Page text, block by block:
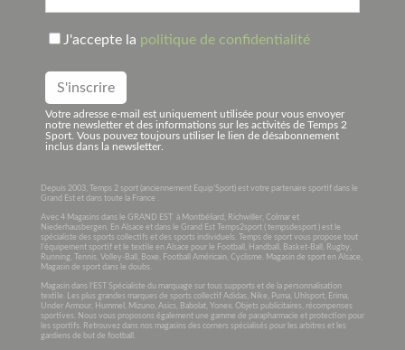
J'accepte la politique de confidentialité
Votre adresse e-mail est uniquement utilisée pour vous envoyer
notre newsletter et des informations sur les activités de Temps 2
Sport. Vous pouvez toujours utiliser le lien de désabonnement
inclus dans la newsletter.
Depuis 2003, Temps 2 sport (anciennement Equip’Sport) est votre partenaire sportif dans le
Grand Est et dans toute la France .
Avec 4 Magasins dans le GRAND EST à Montbéliard, Richwiller, Colmar et
Niederhausbergen. En Alsace et dans le Grand Est Temps2sport ( tempsdesport ) est le
spécialiste des sports collectifs et des sports individuels. Temps de sport vous propose tout
l’équipement sportif et le textile en Alsace pour le Football, Handball, Basket-Ball, Rugby,
Running, Tennis, Volley-Ball, Boxe, Football Américain, Cyclisme. Magasin de sport en Alsace,
Magasin de sport dans le doubs.
Magasin dans l’EST Spécialiste du marquage sur tous supports et de la personnalisation
textile. Les plus grandes marques de sports collectif Adidas, Nike, Puma, Uhlsport, Erima,
Under Armour, Hummel, Mizuno, Asics, Babolat, Yonex. Objets publicitaires, récompenses
sportives. Nous vous proposons également une gamme de parapharmacie et protection pour
les sportifs. Retrouvez dans nos magasins des corners spécialisés pour les arbitres et les
gardiens de but de football.